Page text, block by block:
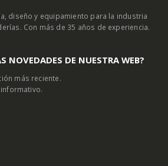
diseño y equipamiento para la industria
Con más de 35 años de experiencia.
NOVEDADES DE NUESTRA WEB?
más reciente.